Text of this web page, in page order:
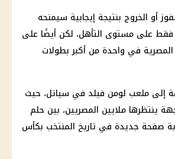
أو الخروج بنتيجة إيجابية سيمنحه
فقط على مستوى التأهل، لكن أيضًا على
في واحدة من أكبر بطولات
إلى ملعب لومن فيلد في سياتل، حيث
ينتظرها ملايين المصريين، بين حلم
صفحة جديدة في تاريخ المنتخب بكأس